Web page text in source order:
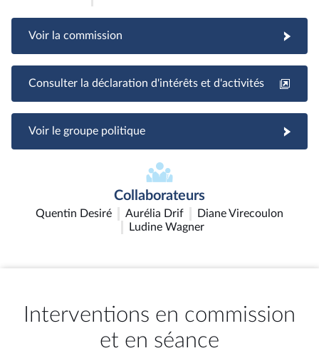
Voir la commission
Consulter la déclaration d'intérêts et d'activités
Voir le groupe politique
Collaborateurs
Quentin Desiré Aurélia Drif
Diane Virecoulon
Ludine Wagner
Interventions en commission
et en séance